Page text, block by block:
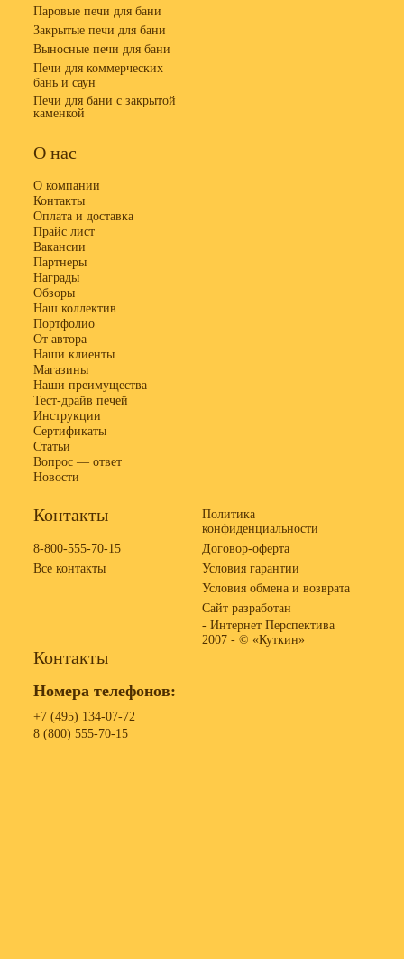
Паровые печи для бани
Закрытые печи для бани
Выносные печи для бани
Печи для коммерческих
бань и саун
Печи для бани с закрытой
каменкой
О нас
О компании
Контакты
Оплата и доставка
Прайс лист
Вакансии
Партнеры
Награды
Обзоры
Наш коллектив
Портфолио
От автора
Наши клиенты
Магазины
Наши преимущества
Тест-драйв печей
Инструкции
Сертификаты
Статьи
Вопрос — ответ
Новости
Контакты
8-800-555-70-15
Все контакты
Политика
конфиденциальности
Договор-оферта
Условия гарантии
Условия обмена и возврата
Сайт разработан
- Интернет Перспектива
2007 - © «Куткин»
Контакты
Номера телефонов:
+7 (495) 134-07-72
8 (800) 555-70-15